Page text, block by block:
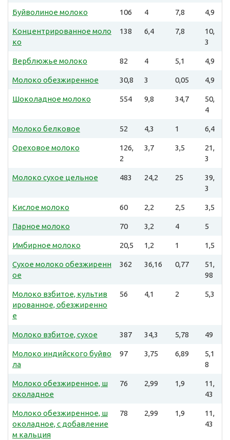
Буйволиное молоко 106 4 7,8 4,9
Концентрированное моло
ко
138 6,4 7,8
10,
3
Верблюжье молоко 82 4 5,1 4,9
Молоко обезжиренное 30,8 3 0,05 4,9
Шоколадное молоко 554 9,8 34,7
50,
4
Молоко белковое 52 4,3 1 6,4
Ореховое молоко
126,
2
3,7 3,5
21,
3
Молоко сухое цельное 483 24,2 25
39,
3
Кислое молоко 60 2,2 2,5 3,5
Парное молоко 70 3,2 4 5
Имбирное молоко 20,5 1,2 1 1,5
Сухое молоко обезжиренн
ое
362 36,16 0,77
51,
98
Молоко взбитое, культив
ированное, обезжиренно
е
56 4,1 2 5,3
Молоко взбитое, сухое 387 34,3 5,78 49
Молоко индийского буйво
ла
97 3,75 6,89
5,1
8
Молоко обезжиренное, ш
околадное
76 2,99 1,9
11,
43
Молоко обезжиренное, ш
околадное, с добавление
м кальция
78 2,99 1,9
11,
43